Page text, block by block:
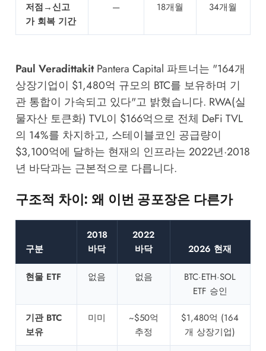
저점→신고
가 회복 기간
— 18개월 34개월
Paul Veradittakit Pantera Capital 파트너는 "164개
상장기업이 $1,480억 규모의 BTC를 보유하며 기
관 통합이 가속되고 있다"고 밝혔습니다. RWA(실
물자산 토큰화) TVL이 $166억으로 전체 DeFi TVL
의 14%를 차지하고, 스테이블코인 공급량이
$3,100억에 달하는 현재의 인프라는 2022년·2018
년 바닥과는 근본적으로 다릅니다.
구조적 차이: 왜 이번 공포장은 다른가
구분
2018
바닥
2022
바닥
2026 현재
현물 ETF 없음 없음
BTC·ETH·SOL
ETF 승인
기관 BTC
보유
미미
~$50억
추정
$1,480억 (164
개 상장기업)